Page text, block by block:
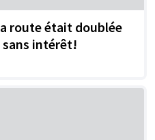
route était doublée
intérêt!